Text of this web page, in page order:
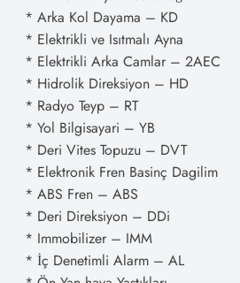
* Arka Kol Dayama – KD
* Elektrikli ve Isıtmalı Ayna
* Elektrikli Arka Camlar – 2AEC
* Hidrolik Direksiyon – HD
* Radyo Teyp – RT
* Yol Bilgisayari – YB
* Deri Vites Topuzu – DVT
* Elektronik Fren Basinç Dagilim
* ABS Fren – ABS
* Deri Direksiyon – DDi
* Immobilizer – IMM
* İç Denetimli Alarm – AL